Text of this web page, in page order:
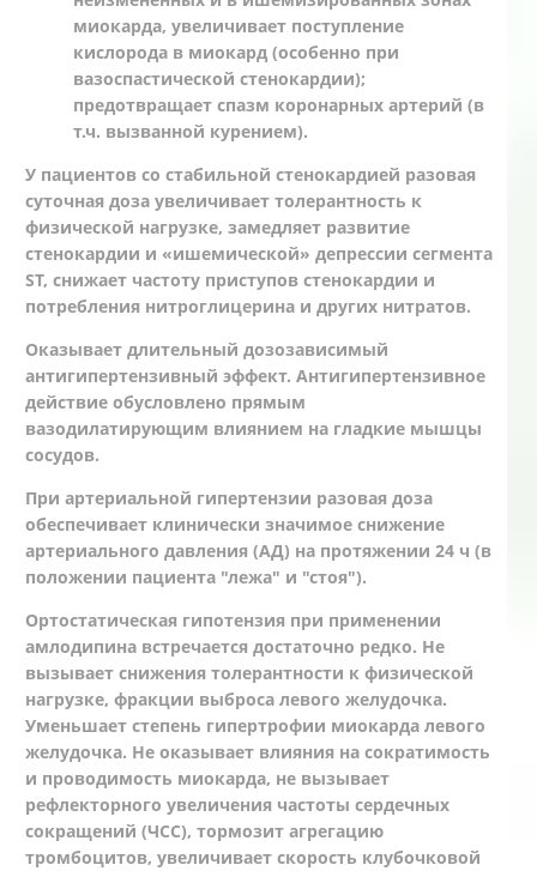
миокарда, увеличивает поступление
кислорода в миокард (особенно при
вазоспастической стенокардии);
предотвращает спазм коронарных артерий (в
т.ч. вызванной курением).
У пациентов со стабильной стенокардией разовая
суточная доза увеличивает толерантность к
физической нагрузке, замедляет развитие
стенокардии и «ишемической» депрессии сегмента
ST, снижает частоту приступов стенокардии и
потребления нитроглицерина и других нитратов.
Оказывает длительный дозозависимый
антигипертензивный эффект. Антигипертензивное
действие обусловлено прямым
вазодилатирующим влиянием на гладкие мышцы
сосудов.
При артериальной гипертензии разовая доза
обеспечивает клинически значимое снижение
артериального давления (АД) на протяжении 24 ч (в
положении пациента "лежа" и "стоя").
Ортостатическая гипотензия при применении
амлодипина встречается достаточно редко. Не
вызывает снижения толерантности к физической
нагрузке, фракции выброса левого желудочка.
Уменьшает степень гипертрофии миокарда левого
желудочка. Не оказывает влияния на сократимость
и проводимость миокарда, не вызывает
рефлекторного увеличения частоты сердечных
сокращений (ЧСС), тормозит агрегацию
тромбоцитов, увеличивает скорость клубочковой